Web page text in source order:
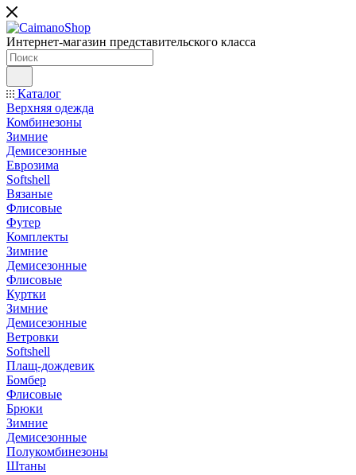
Интернет-магазин представительского класса
Каталог
Верхняя одежда
Комбинезоны
Зимние
Демисезонные
Еврозима
Softshell
Вязаные
Флисовые
Футер
Комплекты
Зимние
Демисезонные
Флисовые
Куртки
Зимние
Демисезонные
Ветровки
Softshell
Плащ-дождевик
Бомбер
Флисовые
Брюки
Зимние
Демисезонные
Полукомбинезоны
Штаны